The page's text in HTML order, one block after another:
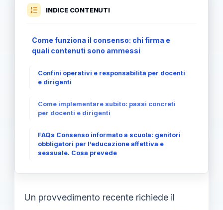
INDICE CONTENUTI
Come funziona il consenso: chi firma e
quali contenuti sono ammessi
Confini operativi e responsabilità per docenti
e dirigenti
Come implementare subito: passi concreti
per docenti e dirigenti
FAQs Consenso informato a scuola: genitori
obbligatori per l’educazione affettiva e
sessuale. Cosa prevede
Un provvedimento recente richiede il